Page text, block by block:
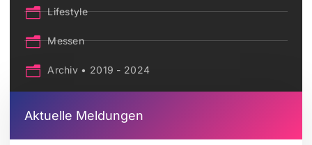
Lifestyle
Messen
Archiv • 2019 - 2024
Aktuelle Meldungen